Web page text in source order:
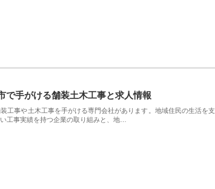
で手がける舗装土木工事と求人情報
工事や土木工事を手がける専門会社があります。地域住民の生活を支
工事実績を持つ企業の取り組みと、地…